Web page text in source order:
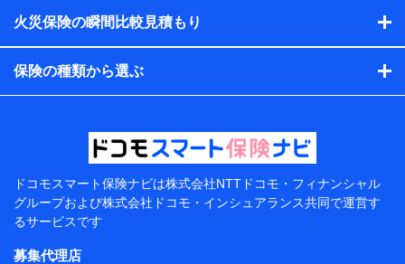
各種セミナーの開催のため
コンサルティングサービスの実施のため
アンケートやキャンペーン等の実施のため
上記に係る案内・手続き・管理等付帯業務を行うため
当該個人データを取り扱う各共同利用者（詳細は次のと
東京都千代田区永田町2丁目11番1号 山王パークタワー
株式会社NTTドコモ 代表取締役社長 前田 義晃
東京都中央区日本橋人形町2-14-10 アーバンネット日
火災保険の瞬間比較見積もり
保険の種類から選ぶ
ドコモスマート保険ナビは株式会社NTTドコモ・フィナンシャル
グループおよび株式会社ドコモ・インシュアランス共同で運営す
るサービスです
募集代理店